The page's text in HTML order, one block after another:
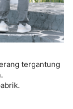
tergantung